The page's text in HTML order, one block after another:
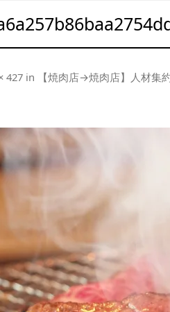
427 in 【焼肉店→焼肉店】人材集